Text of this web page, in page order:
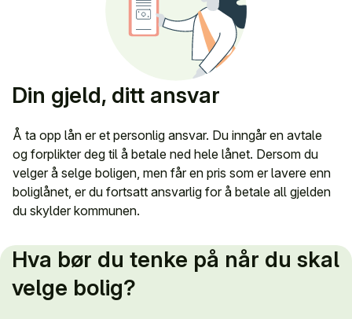
Din gjeld, ditt ansvar
Å ta opp lån er et personlig ansvar. Du inngår en avtale
og forplikter deg til å betale ned hele lånet. Dersom du
velger å selge boligen, men får en pris som er lavere enn
boliglånet, er du fortsatt ansvarlig for å betale all gjelden
du skylder kommunen.
Hva bør du tenke på når du skal
velge bolig?